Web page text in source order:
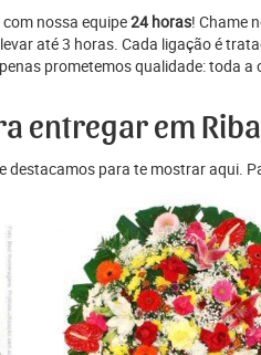
com nossa equipe24 horas! Chame
até 3 horas. Cada ligação é
prometemos qualidade: toda
entregar em
destacamos para te mostrar aqui.